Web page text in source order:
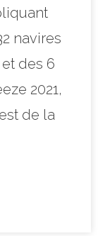
navires
des 6
2021,
de la